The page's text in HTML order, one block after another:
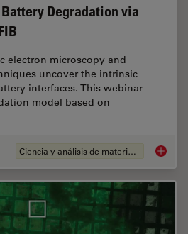
Degradation via
electron microscopy and
uncover the intrinsic
interfaces. This webinar
model based on
Ciencia y análisis de materiales